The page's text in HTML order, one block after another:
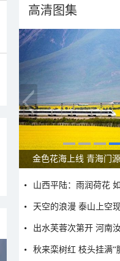
高清图集
金色花海上线 青海门
山西平陆：雨润荷花
天空的浪漫 泰山上空
出水芙蓉次第开 河南
秋来栾树红 枝头挂满“